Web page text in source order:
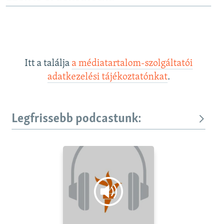
Itt a találja a médiatartalom-szolgáltatói
adatkezelési tájékoztatónkat.
Legfrissebb podcastunk: